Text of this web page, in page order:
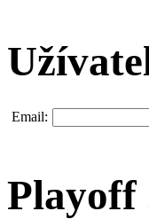
Email:
Playoff